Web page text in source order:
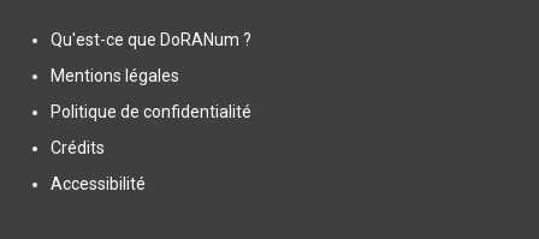
Qu'est-ce que DoRANum ?
Mentions légales
Politique de confidentialité
Crédits
Accessibilité